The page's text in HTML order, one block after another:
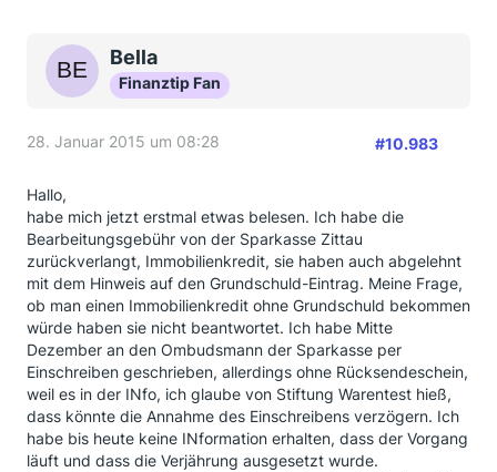
Bella
Finanztip Fan
28. Januar 2015 um 08:28 #10.983
Hallo,
habe mich jetzt erstmal etwas belesen. Ich habe die
Bearbeitungsgebühr von der Sparkasse Zittau
zurückverlangt, Immobilienkredit, sie haben auch abgelehnt
mit dem Hinweis auf den Grundschuld-Eintrag. Meine Frage,
ob man einen Immobilienkredit ohne Grundschuld bekommen
würde haben sie nicht beantwortet. Ich habe Mitte
Dezember an den Ombudsmann der Sparkasse per
Einschreiben geschrieben, allerdings ohne Rücksendeschein,
weil es in der INfo, ich glaube von Stiftung Warentest hieß,
dass könnte die Annahme des Einschreibens verzögern. Ich
habe bis heute keine INformation erhalten, dass der Vorgang
läuft und dass die Verjährung ausgesetzt wurde.